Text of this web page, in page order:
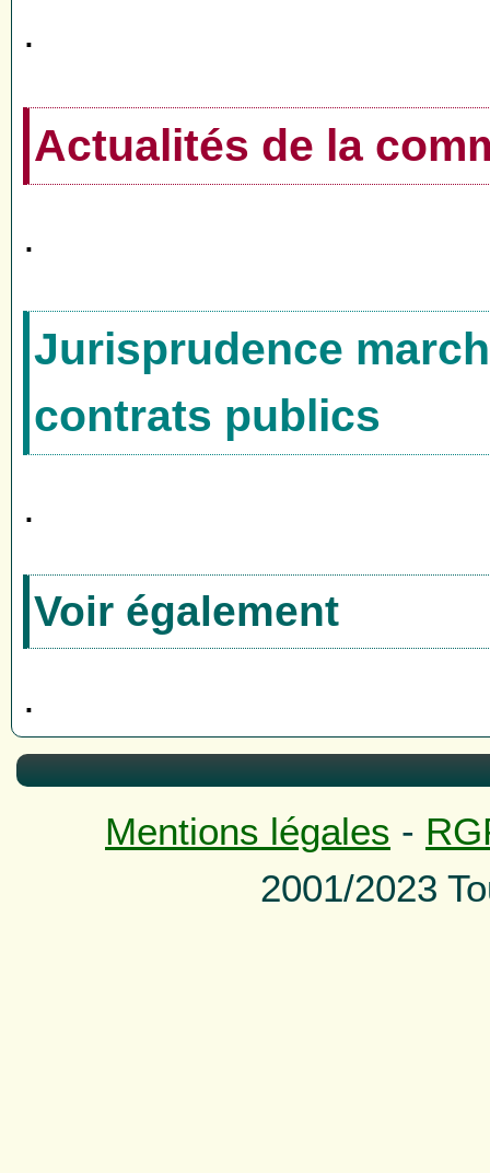
.
Actualités de la
.
Jurisprudence
contrats publics
.
Voir également
.
Mentions légales -
2001/2023